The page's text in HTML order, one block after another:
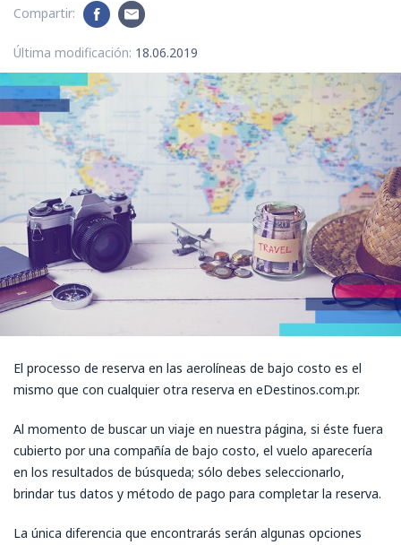
Compartir:
Última modificación: 18.06.2019
El processo de reserva en las aerolíneas de bajo costo es el
mismo que con cualquier otra reserva en eDestinos.com.pr.
Al momento de buscar un viaje en nuestra página, si éste fuera
cubierto por una compañía de bajo costo, el vuelo aparecería
en los resultados de búsqueda; sólo debes seleccionarlo,
brindar tus datos y método de pago para completar la reserva.
La única diferencia que encontrarás serán algunas opciones